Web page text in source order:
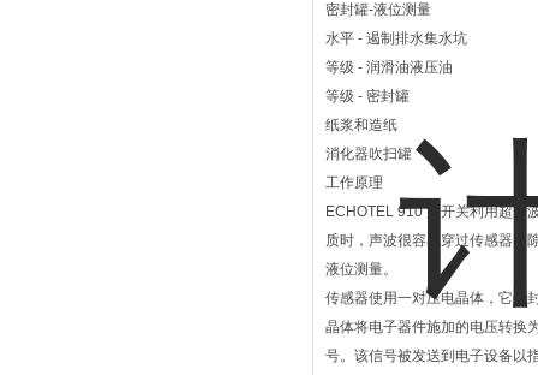
密封罐-液位测量
水平 - 遏制排水集水坑
等级 - 润滑油液压油
等级 - 密封罐
纸浆和造纸
消化器吹扫罐
工作原理
ECHOTEL 910 型开关利用超声
质时，声波很容易穿过传感器间
液位测量。
传感器使用一对压电晶体，它们
晶体将电子器件施加的电压转换
号。该信号被发送到电子设备以